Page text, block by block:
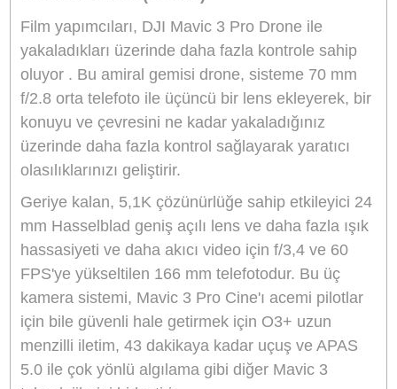
Marka
DJI
Stok Durumu
Stokta Yok
GTIN
6941565957061
Garanti Süresi 24 Ay
%10indirim
119.434,90 TL
107.599,00 TL